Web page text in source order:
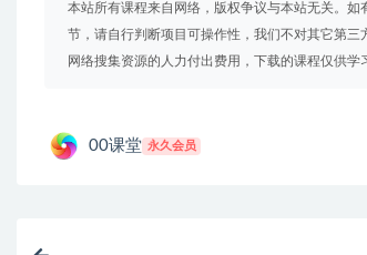
本站所有课程来自网络，版权争议与本站无关。
节，请自行判断项目可操作性，我们不对其它第
网络搜集资源的人力付出费用，下载的课程仅供学
00课堂 永久会员